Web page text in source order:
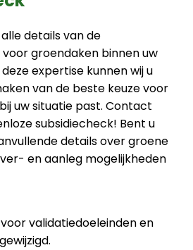
details van de
groendaken binnen uw
expertise kunnen wij u
van de beste keuze voor
uw situatie past. Contact
subsidiecheck! Bent u
details over groene
en aanleg mogelijkheden
validatiedoeleinden en